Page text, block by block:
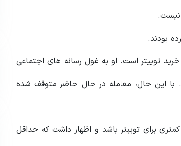
نیست.
بودند.
توییتر است. او به غول رسانه های اجتماعی
است. با این حال، معامله در حال حاضر متوقف شده
برای توییتر باشد و اظهار داشت که حداقل